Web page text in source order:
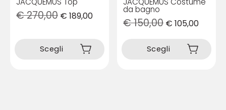
€270,00 € 189,00
Scegli
da bagno
€150,00 € 105,00
Scegli
prodotto